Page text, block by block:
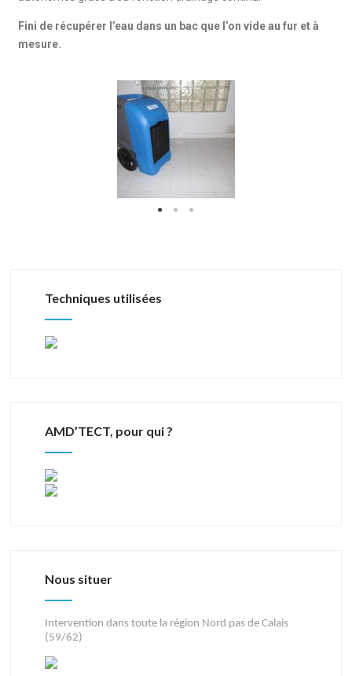
Fini de récupérer l’eau dans un bac que l’on vide au fur et à
mesure.
Techniques utilisées
AMD’TECT, pour qui ?
Nous situer
Intervention dans toute la région Nord pas de Calais
(59/62)